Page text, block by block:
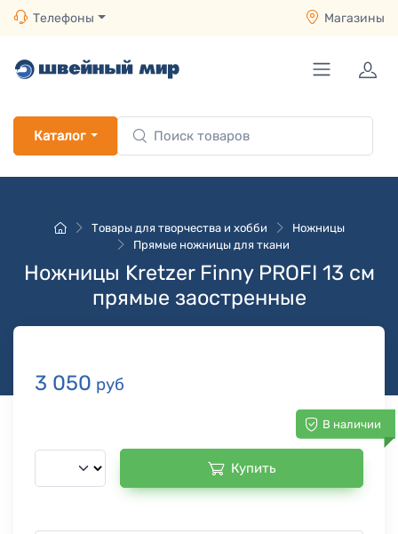
Телефоны Магазины
Каталог
Товары для творчества и хобби
Ножницы
Прямые ножницы для ткани
Ножницы Kretzer Finny PROFI 13 см
прямые заостренные
3 050 руб
В наличии
Купить